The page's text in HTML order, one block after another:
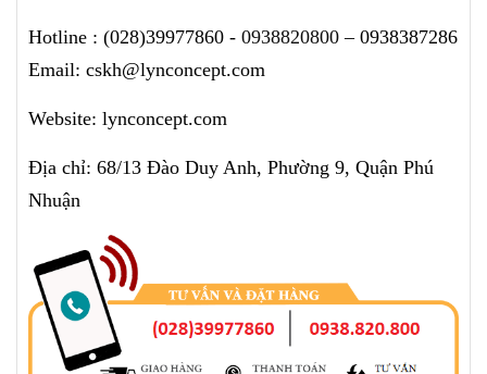
Hotline : (028)39977860 - 0938820800 – 0938387286
Email: cskh@lynconcept.com
Website: lynconcept.com
Địa chỉ: 68/13 Đào Duy Anh, Phường 9, Quận Phú
Nhuận